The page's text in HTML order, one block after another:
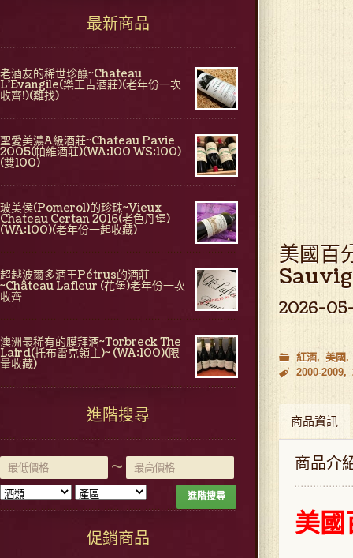
最新商品
老酒友的稀世珍釀~Chateau
L'Evangile(樂王吉酒莊)(老年份一次
收齊!)(難找)
聖愛美濃A級酒莊~Chateau Pavie
2005(帕維酒莊)(WA:100 WS:100)
(雙100)
玻美侯(Pomerol)的珍珠~Vieux
Chateau Certan 2016(老色丹堡)
(WA:100)(老年份一起收藏)
超越波爾多酒王Pétrus的酒莊
~Château Lafleur (花堡)老年份一次
收齊
澳洲最稀有的膜拜酒~Torbreck The
Laird(托布雷克領主)~ (WA:100)(限
量收藏)
進階搜尋
~
進階搜尋
促銷商品
美國百
2026-
紅酒
美國
2000-2009
商品資訊
商品介
美國